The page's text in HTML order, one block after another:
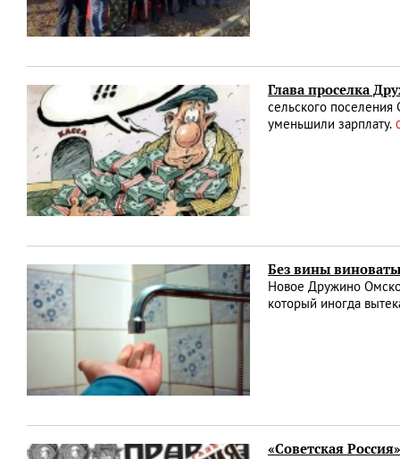
Глава проселка
сельского
уменьшили зарплату.
Без вины
Новое Дружино
который иногда
«Советская